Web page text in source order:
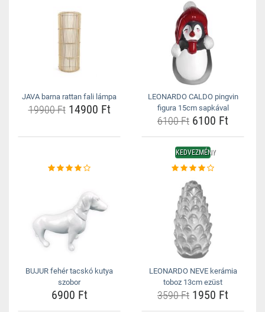
JAVA barna rattan fali lámpa
19900 Ft14900 Ft
LEONARDO CALDO pingvin
figura 15cm sapkával
6100 Ft 6100 Ft
BUJUR fehér tacskó kutya
szobor
6900 Ft
KEDVEZMÉNY
LEONARDO NEVE kerámia
toboz 13cm ezüst
3590 Ft 1950 Ft